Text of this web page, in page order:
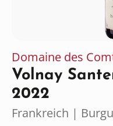
Domaine des
Volnay
2022
Frankreich |